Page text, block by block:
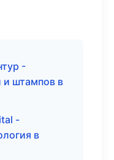
-
и штампов в
-
в